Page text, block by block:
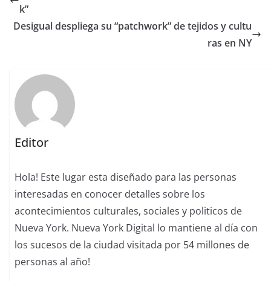
k”
Desigual despliega su “patchwork” de tejidos y cultu
ras en NY
Editor
Hola! Este lugar esta diseñado para las personas
interesadas en conocer detalles sobre los
acontecimientos culturales, sociales y politicos de
Nueva York. Nueva York Digital lo mantiene al día con
los sucesos de la ciudad visitada por 54 millones de
personas al año!